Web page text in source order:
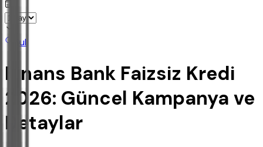
Bul
Finans Bank Faizsiz Kredi
2026: Güncel Kampanya ve
Detaylar